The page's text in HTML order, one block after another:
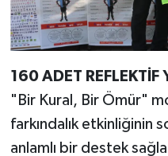
160 ADET REFLEKTİF
"Bir Kural, Bir Ömür"
farkındalık etkinliğinin
anlamlı bir destek